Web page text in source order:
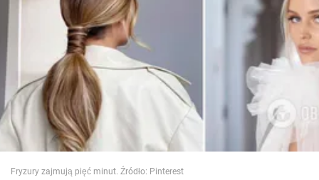
Społeczeństwo
Wojna na Ukrainie
Świat
Jedzenie
Fryzury zajmują pięć minut. Źródło: Pinterest